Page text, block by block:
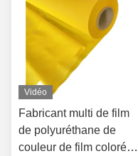
Vidéo
Fabricant multi de film
de polyuréthane de
couleur de film coloré